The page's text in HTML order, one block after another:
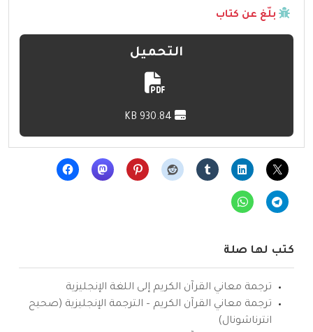
بلّغ عن كتاب
التحميل
كتب لها صلة
ترجمة معاني القرآن الكريم إلى اللغة الإنجليزية
ترجمة معاني القرآن الكريم – الترجمة الإنجليزية (صحيح
انترناشونال)